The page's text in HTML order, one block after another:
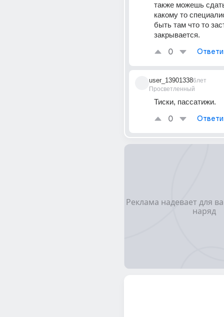
также можешь
какому то
быть там что то
закрывается.
0
user_13901338
Просветленный
6лет
Тиски, пассатижи.
0